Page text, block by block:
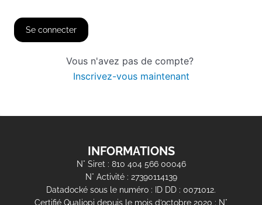
Se connecter
Vous n'avez pas de compte?
Inscrivez-vous maintenant
INFORMATIONS
N° Siret : 810 404 566 00046
N° Activité : 27390114139
Datadocké sous le numéro : ID DD : 0071012.
Certifié Qualiopi depuis le mois d’octobre 2020 : N°